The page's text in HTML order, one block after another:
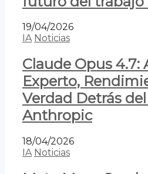
19/04/2026
IA Noticias
Claude Opus 4.7:
Experto,
Verdad Detrás
Anthropic
18/04/2026
IA Noticias